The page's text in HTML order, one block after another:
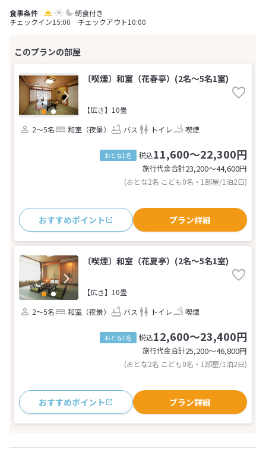
朝食付き
チェックイン15:00 チェックアウト10:00
〔喫煙〕和室（花春亭）(2名～5名1室)
【広さ】10畳
2～5名
和室（夜景） バス トイレ 喫煙
おとな1名 税込11,600～22,300円
旅行代金合計23,200〜44,600円
(おとな2名 こども0名・1部屋/1泊2日)
おすすめポイント プラン詳細
〔喫煙〕和室（花夏亭）(2名～5名1室)
【広さ】10畳
2～5名
和室（夜景） バス トイレ 喫煙
おとな1名 税込12,600～23,400円
旅行代金合計25,200〜46,800円
(おとな2名 こども0名・1部屋/1泊2日)
おすすめポイント プラン詳細